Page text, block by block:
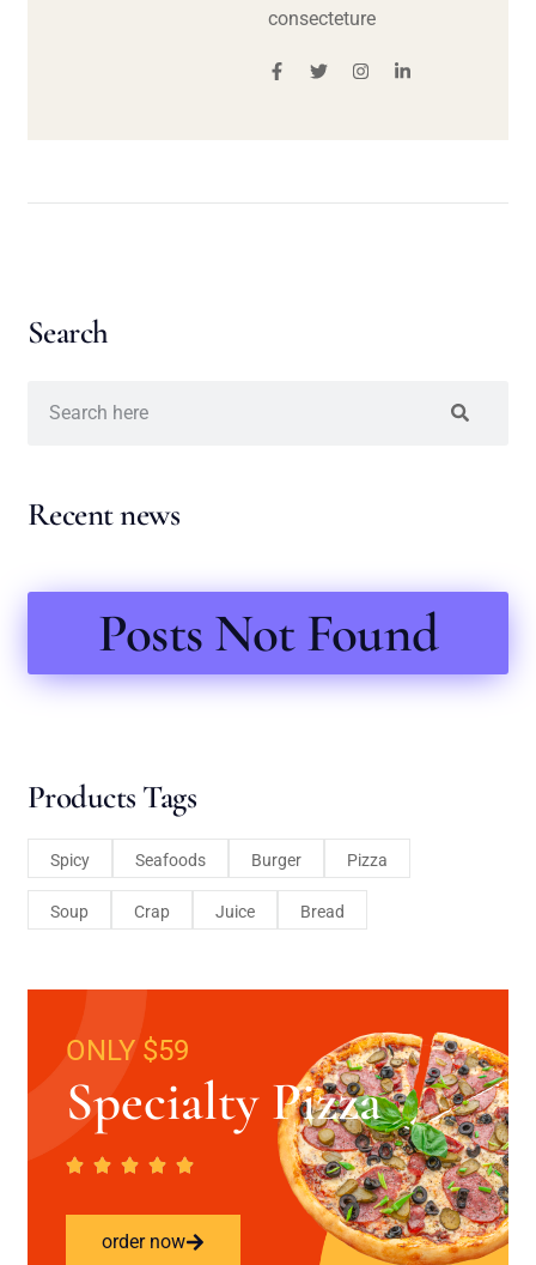
consecteture
Search
Recent news
Posts Not Found
Products Tags
Spicy Seafoods Burger Pizza
Soup Crap Juice Bread
ONLY $59
Specialty Pizza
order now